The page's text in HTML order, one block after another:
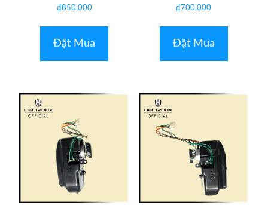
Được
xếp
5
sao
₫850,000
Đặt Mua
Được
xếp
5
sao
₫ 700,000
Đặt Mua